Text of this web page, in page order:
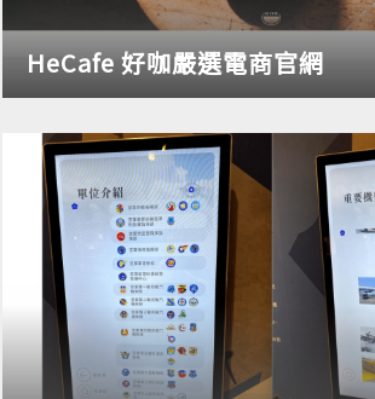
HeCafe 好咖嚴選電商官網